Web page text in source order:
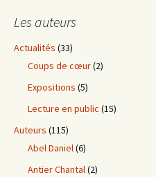
Les auteurs
Actualités (33)
Coups de cœur(2)
Expositions (5)
Lecture en public (15)
Auteurs (115)
Abel Daniel(6)
Antier Chantal(2)